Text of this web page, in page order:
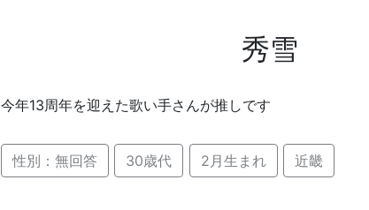
秀雪
今年13周年を迎えた歌い手さんが推しです
性別：無回答 30歳代 2月生まれ 近畿